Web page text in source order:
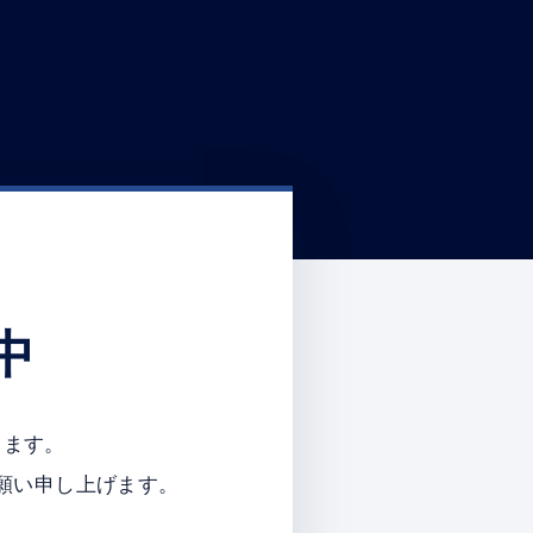
す。
申し上げます。